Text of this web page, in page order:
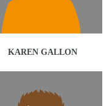
KAREN GALLON